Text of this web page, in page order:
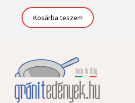
Kosárba teszem